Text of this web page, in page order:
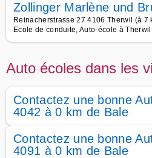
Zollinger Marlène und
Reinacherstrasse 27 4106 Therwil (à 7
Ecole de conduite, Auto-école à Therwil
Auto écoles dans les
Contactez une bonne
4042 à 0 km de Bale
Contactez une bonne
4091 à 0 km de Bale